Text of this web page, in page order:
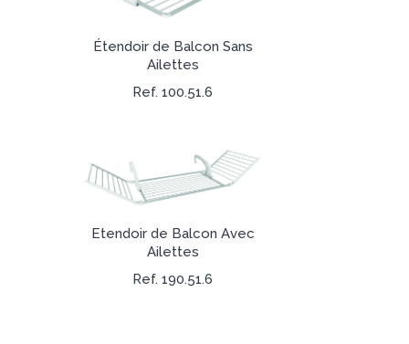
Étendoir de Balcon Sans
Ailettes
Ref. 100.51.6
Etendoir de Balcon Avec
Ailettes
Ref. 190.51.6